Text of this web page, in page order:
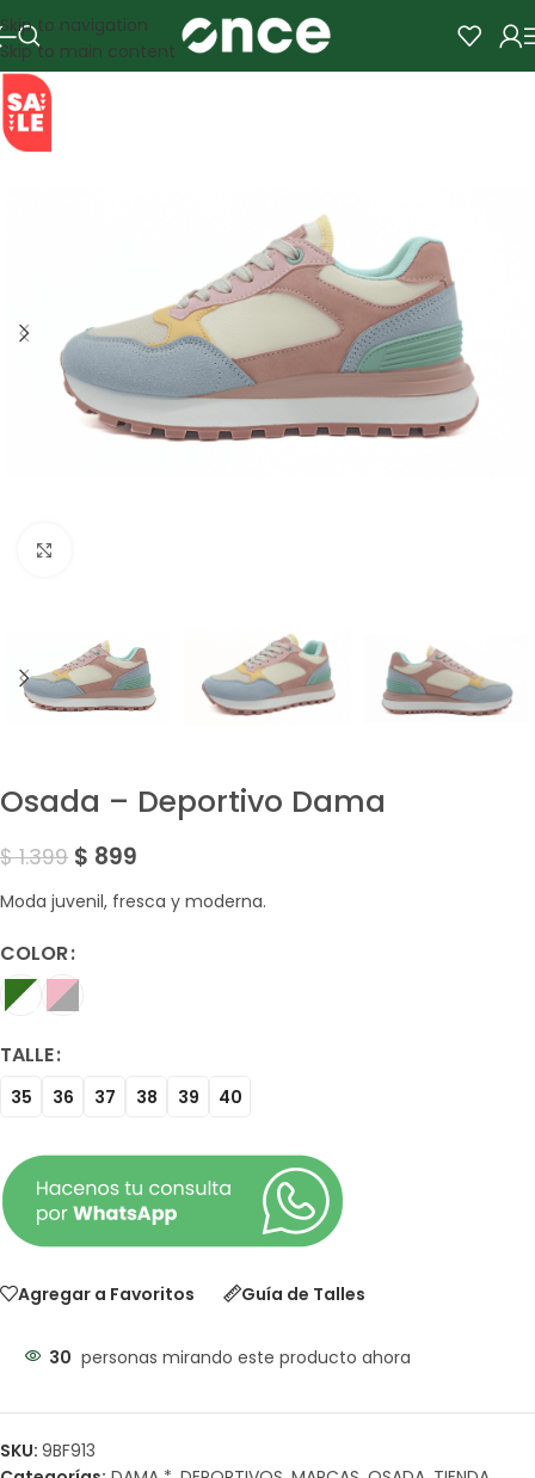
Skip to navigation
Skip to main content
SALE
Osada – Deportivo Dama
$1.399 $ 899
Moda juvenil, fresca y moderna.
COLOR
TALLE
35 36 37 38 39 40
Agregar a Favoritos Guía de Talles
30 personas mirando este producto ahora
SKU: 9BF913